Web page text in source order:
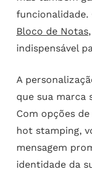
funcionalidade.
Bloco de Notas
indispensável
A
que sua marca
Com opções
hot stamping,
mensagem
identidade da